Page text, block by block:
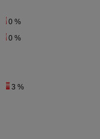
0 %
0 %
3 %